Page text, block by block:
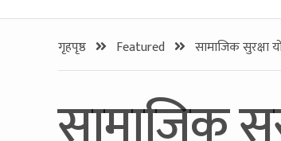
गृहपृष्ठ Featured सामाजिक सुरक्षा